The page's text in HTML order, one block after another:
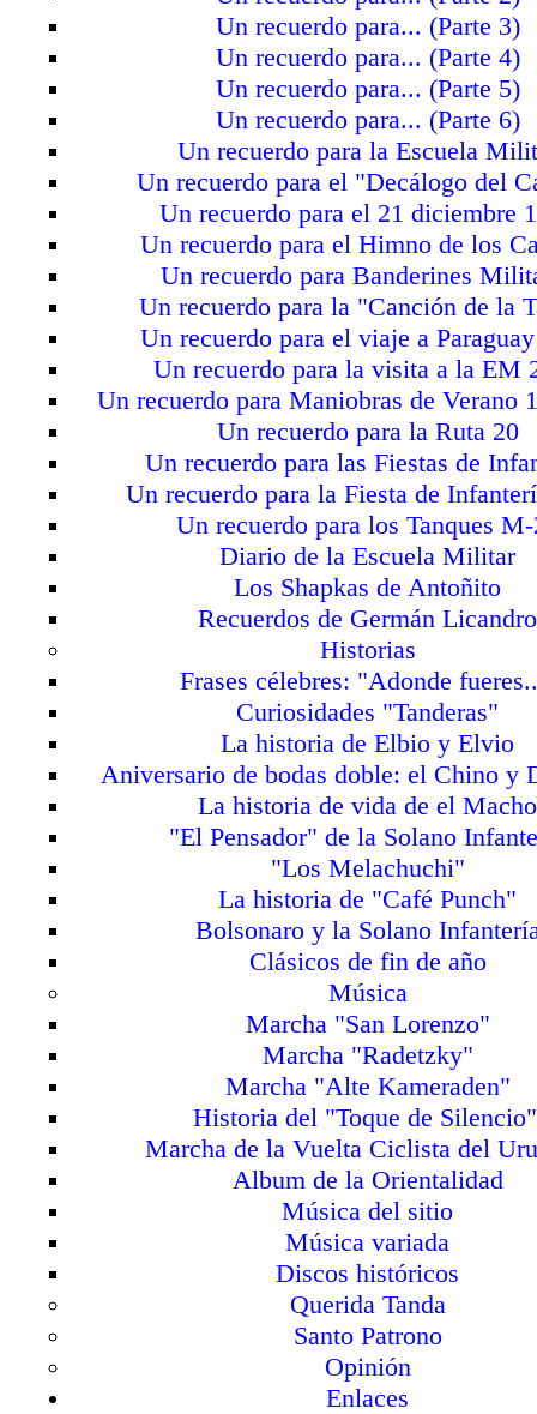
Un recuerdo para... (Parte 3)
Un recuerdo para... (Parte 4)
Un recuerdo para... (Parte 5)
Un recuerdo para... (Parte 6)
Un recuerdo para la Escuela
Un recuerdo para el "Decálogo del
Un recuerdo para el 21 diciembre
Un recuerdo para el Himno de los
Un recuerdo para Banderines
Un recuerdo para la "Canción de la
Un recuerdo para el viaje a
Un recuerdo para la visita a la EM
Un recuerdo para Maniobras de Verano
Un recuerdo para la Ruta 20
Un recuerdo para las Fiestas de
Un recuerdo para la Fiesta de
Un recuerdo para los Tanques
Diario de la Escuela Militar
Los Shapkas de Antoñito
Recuerdos de Germán Licandro
Historias
Frases célebres: "Adonde
Curiosidades "Tanderas"
La historia de Elbio y Elvio
Aniversario de bodas doble: el Chino y
La historia de vida de el Macho
"El Pensador" de la Solano
"Los Melachuchi"
La historia de "Café Punch"
Bolsonaro y la Solano
Clásicos de fin de año
Música
Marcha "San Lorenzo"
Marcha "Radetzky"
Marcha "Alte Kameraden"
Historia del "Toque de
Marcha de la Vuelta Ciclista del
Album de la Orientalidad
Música del sitio
Música variada
Discos históricos
Querida Tanda
Santo Patrono
Opinión
Enlaces